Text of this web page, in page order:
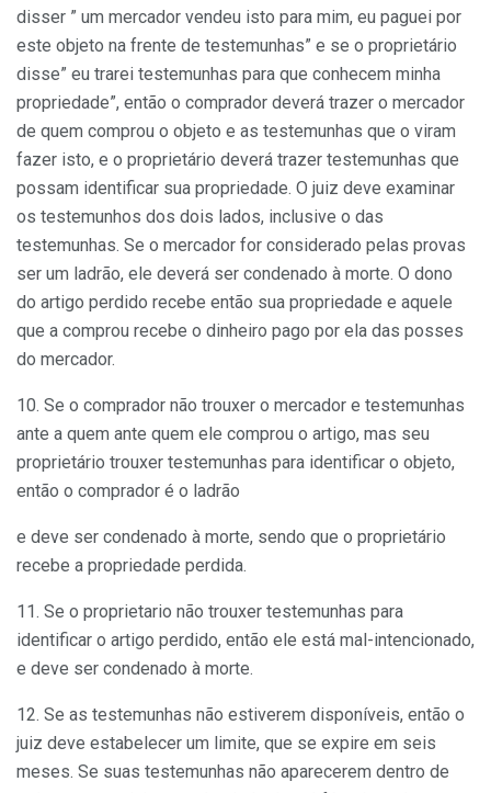
disser ” um mercador vendeu isto para mim, eu paguei por
este objeto na frente de testemunhas” e se o proprietário
disse” eu trarei testemunhas para que conhecem minha
propriedade”, então o comprador deverá trazer o mercador
de quem comprou o objeto e as testemunhas que o viram
fazer isto, e o proprietário deverá trazer testemunhas que
possam identificar sua propriedade. O juiz deve examinar
os testemunhos dos dois lados, inclusive o das
testemunhas. Se o mercador for considerado pelas provas
ser um ladrão, ele deverá ser condenado à morte. O dono
do artigo perdido recebe então sua propriedade e aquele
que a comprou recebe o dinheiro pago por ela das posses
do mercador.
10. Se o comprador não trouxer o mercador e testemunhas
ante a quem ante quem ele comprou o artigo, mas seu
proprietário trouxer testemunhas para identificar o objeto,
então o comprador é o ladrão
e deve ser condenado à morte, sendo que o proprietário
recebe a propriedade perdida.
11. Se o proprietario não trouxer testemunhas para
identificar o artigo perdido, então ele está mal-intencionado,
e deve ser condenado à morte.
12. Se as testemunhas não estiverem disponíveis, então o
juiz deve estabelecer um limite, que se expire em seis
meses. Se suas testemunhas não aparecerem dentro de